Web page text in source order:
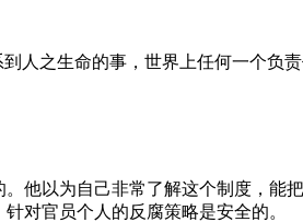
人之生命的事，世界上任何一个负
他以为自己非常了解这个制度，能
对官员个人的反腐策略是安全的。